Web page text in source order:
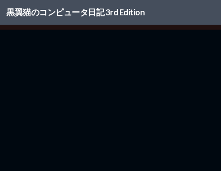
コンテンツへスキップ
黒翼猫のコンピュータ日記 3rd Edition